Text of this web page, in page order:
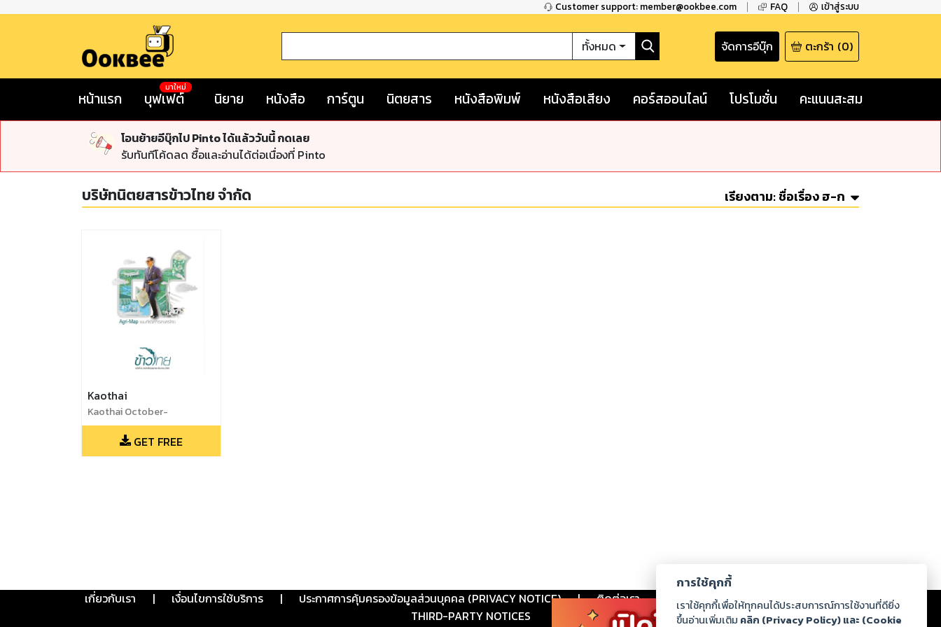
Customer support: member@ookbee.com FAQ เข้าสู่ระบบ
ทั้งหมด จัดการอีบุ๊ก ตะกร้า (0)
หน้าแรก บุฟเฟต์
มาใหม่
นิยาย หนังสือ การ์ตูน นิตยสาร หนังสือพิมพ์ หนังสือเสียง คอร์สออนไลน์ โปรโมชั่น คะแนนสะสม
โอนย้ายอีบุ๊กไป Pinto ได้แล้ววันนี้ กดเลย
รับทันทีโค้ดลด ซื้อและอ่านได้ต่อเนื่องที่ Pinto
บริษัทนิตยสารข้าวไทย จำกัด เรียงตาม:ชื่อเรื่อง ฮ-ก
Kaothai
Kaothai October-
December 2017
GET FREE
เกี่ยวกับเรา | เงื่อนไขการใช้บริการ | ประกาศการคุ้มครองข้อมูลส่วนบุคคล (PRIVACY NOTICE) | ติดต่อเรา ร่วมงานกับเรา ดาวน์โหลด
THIRD-PARTY NOTICES
การใช้คุกกี้
เราใช้คุกกี้เพื่อให้ทุกคนได้ประสบการณ์การใช้งานที่ดียิ่ง
ขึ้นอ่านเพิ่มเติม คลิก (Privacy Policy) และ (Cookie